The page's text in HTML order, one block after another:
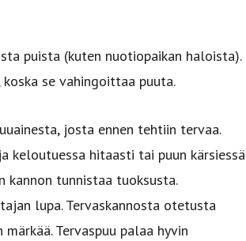
puista (kuten nuotiopaikan haloista).
se vahingoittaa puuta.
josta ennen tehtiin tervaa.
keloutuessa hitaasti tai puun kärsiessä
kannon tunnistaa tuoksusta.
lupa. Tervaskannosta otetusta
Tervaspuu palaa hyvin